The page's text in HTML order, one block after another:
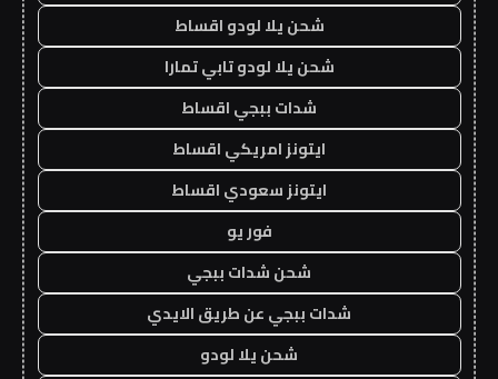
شحن يلا لودو اقساط
شحن يلا لودو تابي تمارا
شدات ببجي اقساط
ايتونز امريكي اقساط
ايتونز سعودي اقساط
فور يو
شحن شدات ببجي
شدات ببجي عن طريق الايدي
شحن يلا لودو